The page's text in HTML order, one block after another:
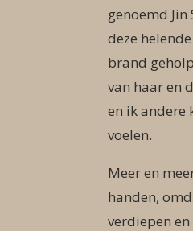
genoemd
deze
brand
van haar en
en ik andere
voelen.
Meer en
handen,
verdiepen